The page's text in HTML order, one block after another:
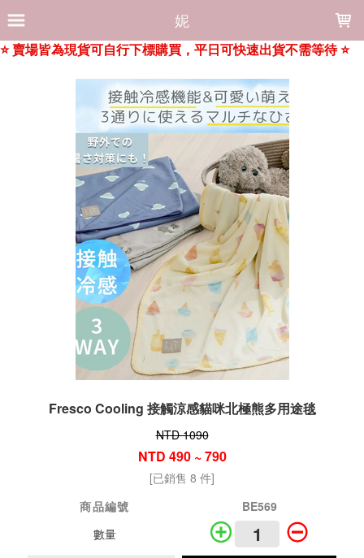
妮
Fresco Cooling 接觸涼感貓咪北極熊多用途毯
NTD 1090
NTD 490 ~ 790
[已銷售 8 件]
商品編號
BE569
數量